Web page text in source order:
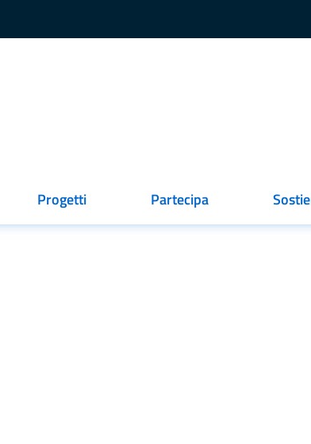
Progetti Partecipa